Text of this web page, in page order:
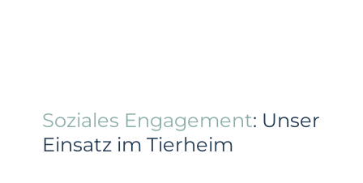
Soziales Engagement: Unser
Einsatz im Tierheim